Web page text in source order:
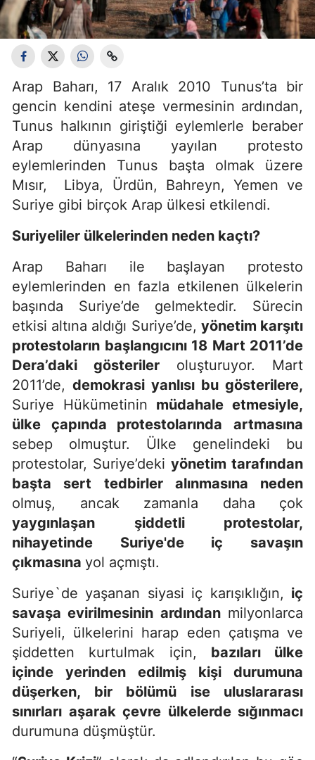
Arap Baharı, 17 Aralık 2010 Tunus’ta bir
gencin kendini ateşe vermesinin ardından,
Tunus halkının giriştiği eylemlerle beraber
Arap dünyasına yayılan protesto
eylemlerinden Tunus başta olmak üzere
Mısır, Libya, Ürdün, Bahreyn, Yemen ve
Suriye gibi birçok Arap ülkesi etkilendi.
Suriyeliler ülkelerinden neden kaçtı?
Arap Baharı ile başlayan protesto
eylemlerinden en fazla etkilenen ülkelerin
başında Suriye’de gelmektedir. Sürecin
etkisi altına aldığı Suriye’de, yönetim karşıtı
protestoların başlangıcını 18 Mart 2011’de
Dera’daki gösteriler oluşturuyor. Mart
2011’de, demokrasi yanlısı bu gösterilere,
Suriye Hükümetinin müdahale etmesiyle,
ülke çapında protestolarında
artmasına
sebep olmuştur. Ülke genelindeki bu
protestolar, Suriye’deki yönetim tarafından
başta sert tedbirler alınmasına neden
olmuş, ancak zamanla daha çok
yaygınlaşan şiddetli protestolar,
nihayetinde Suriye'de iç savaşın
çıkmasına yol açmıştı.
Suriye`de yaşanan siyasi iç karışıklığın, iç
savaşa evirilmesinin ardındanmilyonlarca
Suriyeli, ülkelerini harap eden çatışma ve
şiddetten kurtulmak için, bazıları ülke
içinde yerinden edilmiş kişi durumuna
düşerken, bir bölümü ise uluslararası
sınırları aşarak çevre ülkelerde sığınmacı
durumuna düşmüştür.